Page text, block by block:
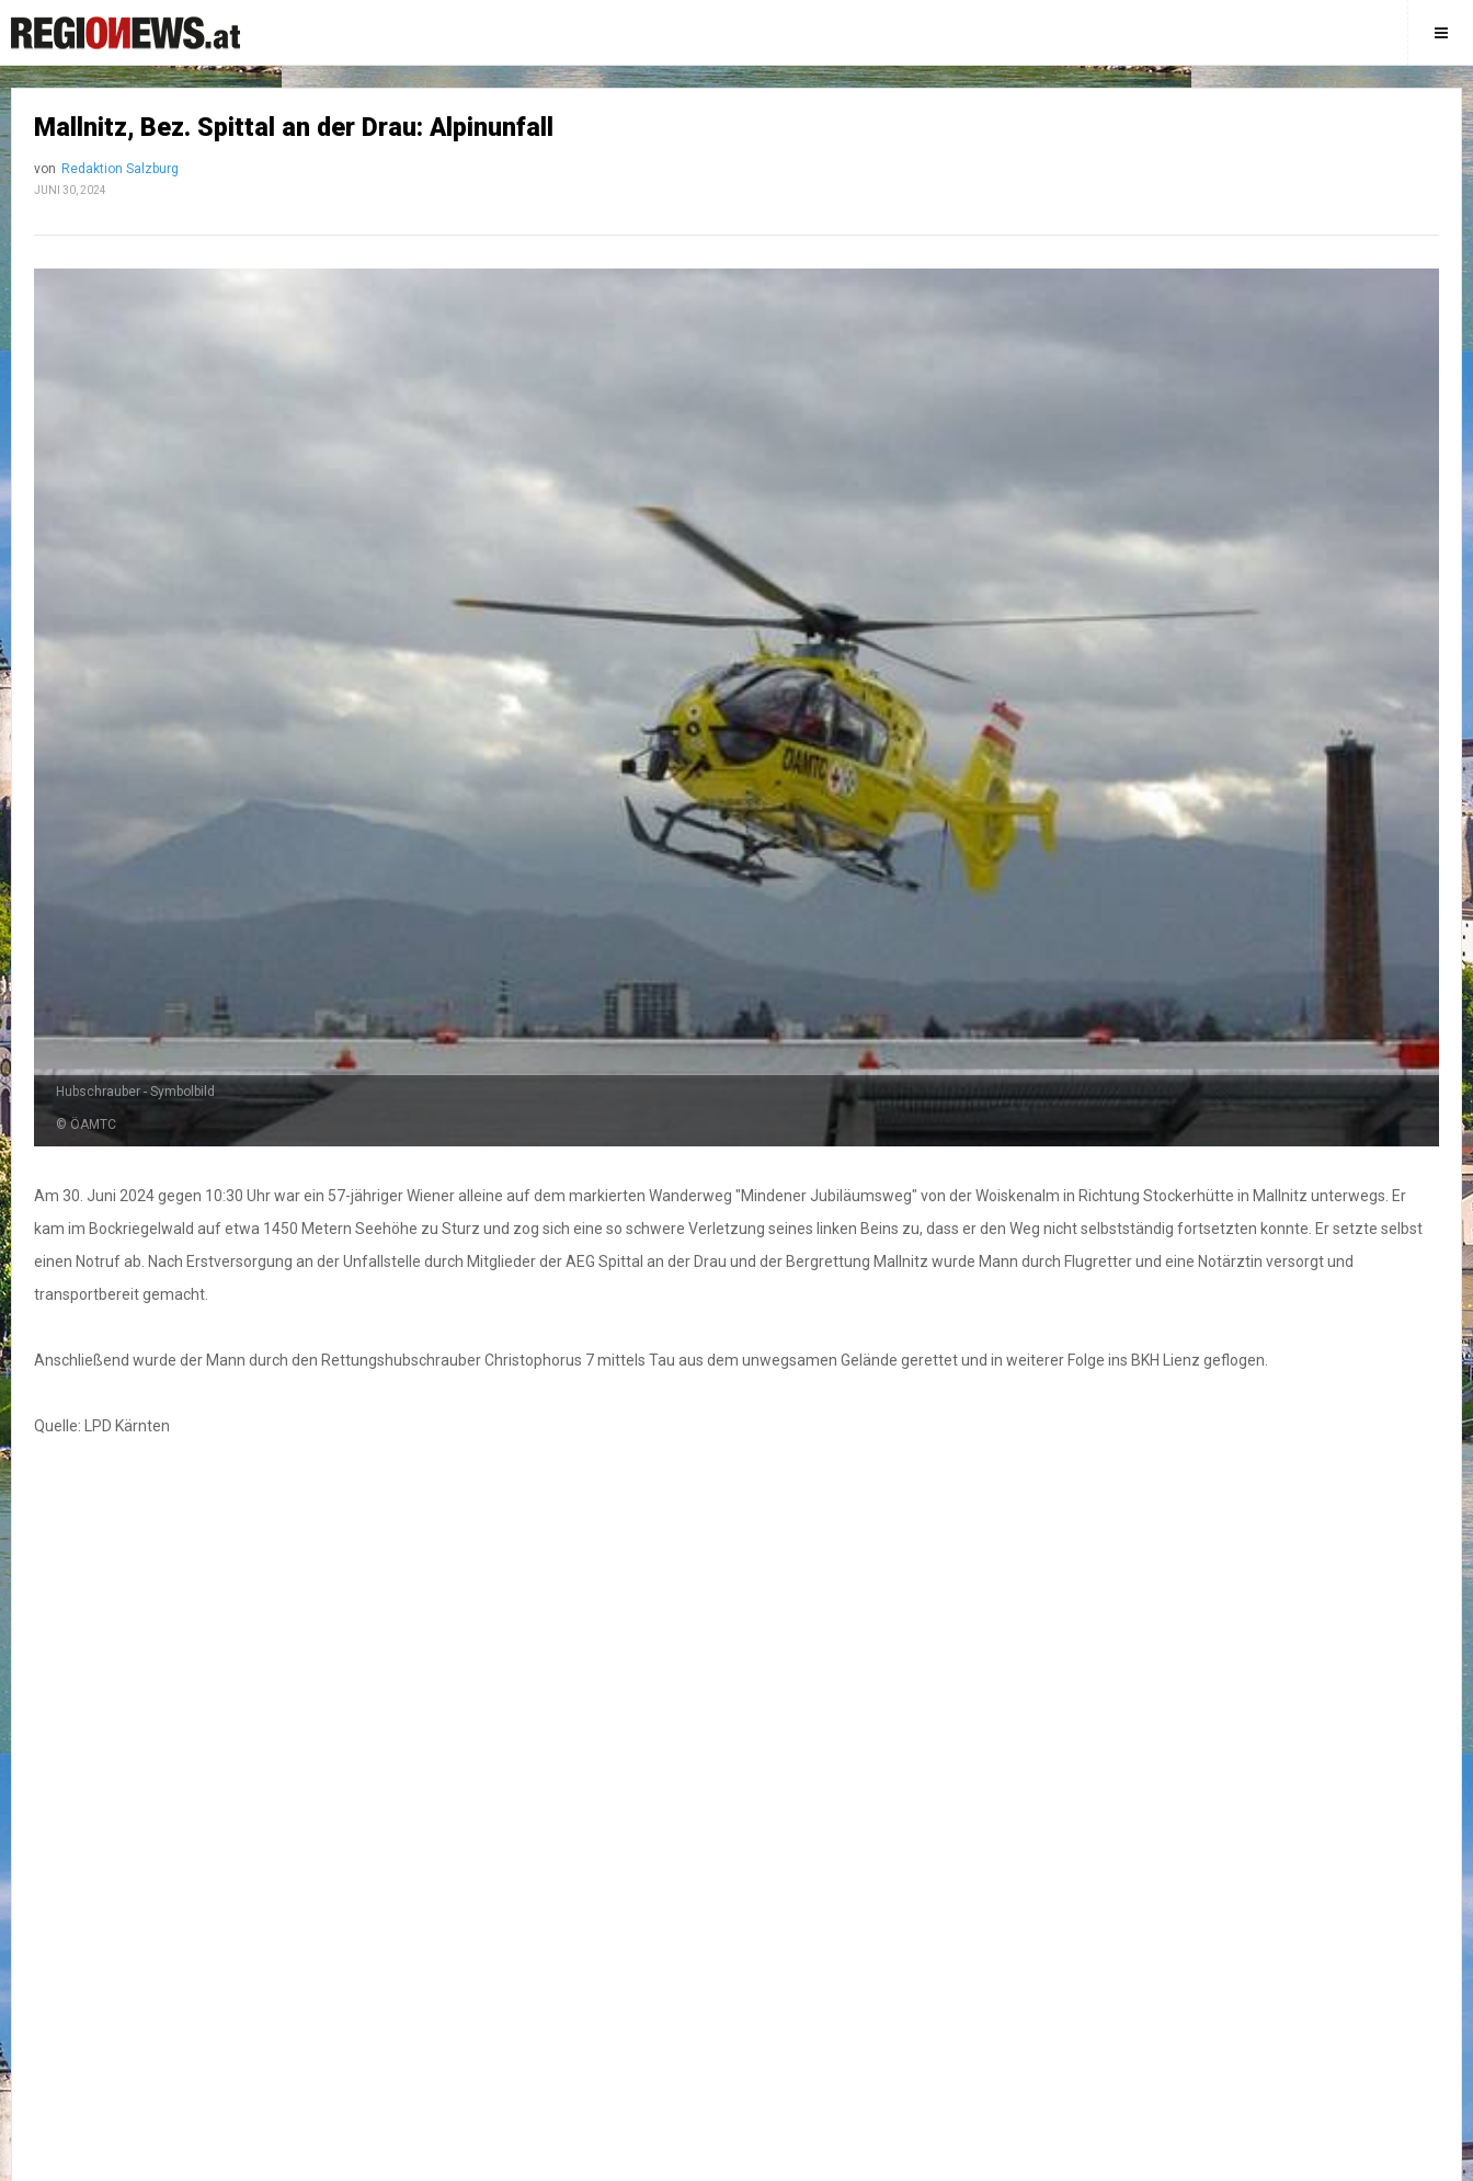
Mallnitz, Bez. Spittal an der Drau: Alpinunfall
von Redaktion Salzburg
JUNI 30, 2024
Hubschrauber - Symbolbild
© ÖAMTC
Am 30. Juni 2024 gegen 10:30 Uhr war ein 57-jähriger Wiener alleine auf dem markierten Wanderweg "Mindener Jubiläumsweg" von der Woiskenalm in Richtung Stockerhütte in Mallnitz unterwegs. Er
kam im Bockriegelwald auf etwa 1450 Metern Seehöhe zu Sturz und zog sich eine so schwere Verletzung seines linken Beins zu, dass er den Weg nicht selbstständig fortsetzten konnte. Er setzte selbst
einen Notruf ab. Nach Erstversorgung an der Unfallstelle durch Mitglieder der AEG Spittal an der Drau und der Bergrettung Mallnitz wurde Mann durch Flugretter und eine Notärztin versorgt und
transportbereit gemacht.
Anschließend wurde der Mann durch den Rettungshubschrauber Christophorus 7 mittels Tau aus dem unwegsamen Gelände gerettet und in weiterer Folge ins BKH Lienz geflogen.
Quelle: LPD Kärnten